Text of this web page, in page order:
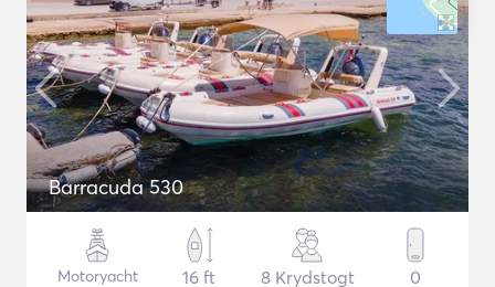
Barracuda 530
Motoryacht
16 ft
8 Krydstogt 0